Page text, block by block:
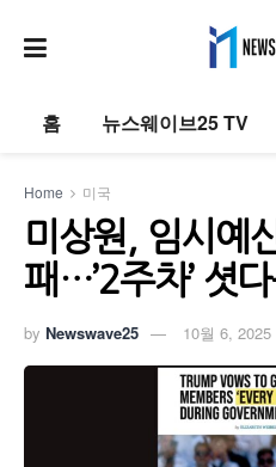
홈 뉴스웨이브25 TV
Home 미국
미상원, 임시예
패…’2주차’ 셧
by Newswave25 10월 6, 2025